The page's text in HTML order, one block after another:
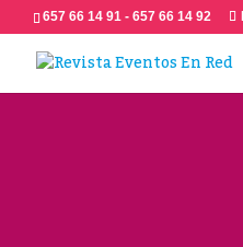
657 66 14 91 - 657 66 14 92